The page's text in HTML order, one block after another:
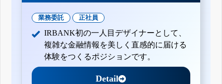
業務委託 正社員
IRBANK初の一人目デザイナーとして、
複雑な金融情報を美しく直感的に届ける
体験をつくるポジションです。
Detail